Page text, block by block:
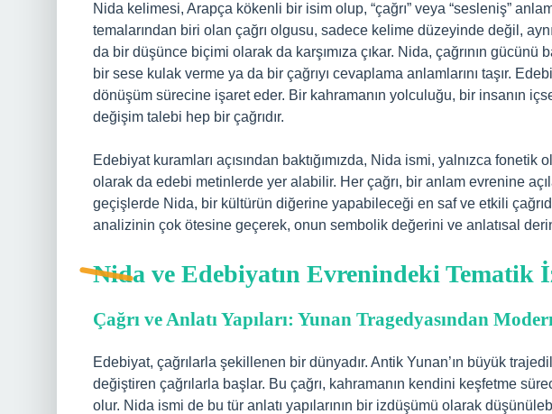
Nida kelimesi, Arapça kökenli bir isim olup, “çağrı” veya “sesleniş”
temalarından biri olan çağrı olgusu, sadece kelime düzeyinde değil,
da bir düşünce biçimi olarak da karşımıza çıkar. Nida, çağrının gücünü
bir sese kulak verme ya da bir çağrıyı cevaplama anlamlarını taşır.
dönüşüm sürecine işaret eder. Bir kahramanın yolculuğu, bir insanın
değişim talebi hep bir çağrıdır.
Edebiyat kuramları açısından baktığımızda, Nida ismi, yalnızca
olarak da edebi metinlerde yer alabilir. Her çağrı, bir anlam evrenine
geçişlerde Nida, bir kültürün diğerine yapabileceği en saf ve etkili
analizinin çok ötesine geçerek, onun sembolik değerini ve anlatısal
Nida ve Edebiyatın Evrenindeki Tematik
Çağrı ve Anlatı Yapıları: Yunan Tragedyasından
Edebiyat, çağrılarla şekillenen bir dünyadır. Antik Yunan’ın büyük
değiştiren çağrılarla başlar. Bu çağrı, kahramanın kendini keşfetme
olur. Nida ismi de bu tür anlatı yapılarının bir izdüşümü olarak